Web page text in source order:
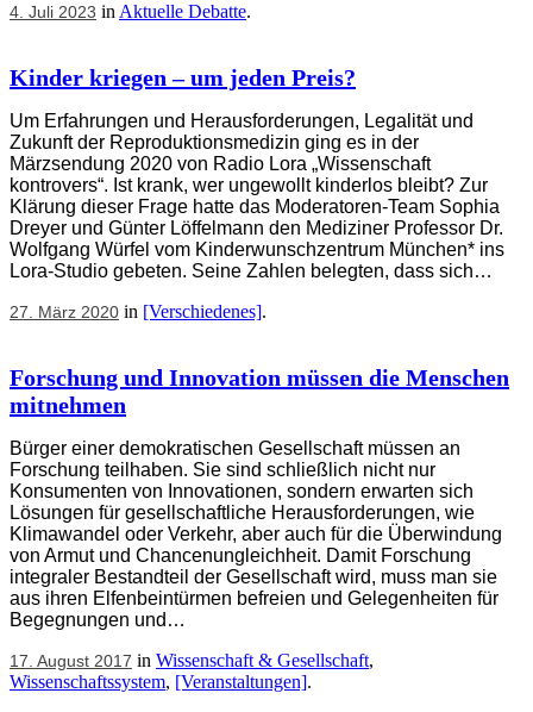
4. Juli 2023 in Aktuelle Debatte.
Kinder kriegen – um jeden Preis?
Um Erfahrungen und Herausforderungen, Legalität und
Zukunft der Reproduktionsmedizin ging es in der
Märzsendung 2020 von Radio Lora „Wissenschaft
kontrovers“. Ist krank, wer ungewollt kinderlos bleibt? Zur
Klärung dieser Frage hatte das Moderatoren-Team Sophia
Dreyer und Günter Löffelmann den Mediziner Professor Dr.
Wolfgang Würfel vom Kinderwunschzentrum München* ins
Lora-Studio gebeten. Seine Zahlen belegten, dass sich…
27. März 2020 in [Verschiedenes].
Forschung und Innovation müssen die Menschen
mitnehmen
Bürger einer demokratischen Gesellschaft müssen an
Forschung teilhaben. Sie sind schließlich nicht nur
Konsumenten von Innovationen, sondern erwarten sich
Lösungen für gesellschaftliche Herausforderungen, wie
Klimawandel oder Verkehr, aber auch für die Überwindung
von Armut und Chancenungleichheit. Damit Forschung
integraler Bestandteil der Gesellschaft wird, muss man sie
aus ihren Elfenbeintürmen befreien und Gelegenheiten für
Begegnungen und…
17. August 2017 in Wissenschaft & Gesellschaft,
Wissenschaftssystem, [Veranstaltungen].